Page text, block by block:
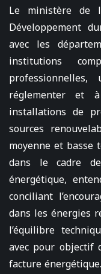
Le ministère de
Développement
avec les
institutions
réglementer et
installations de
sources
moyenne et basse
dans le cadre
énergétique,
conciliant
dans les énergies
l’équilibre
avec pour
facture énergétique.